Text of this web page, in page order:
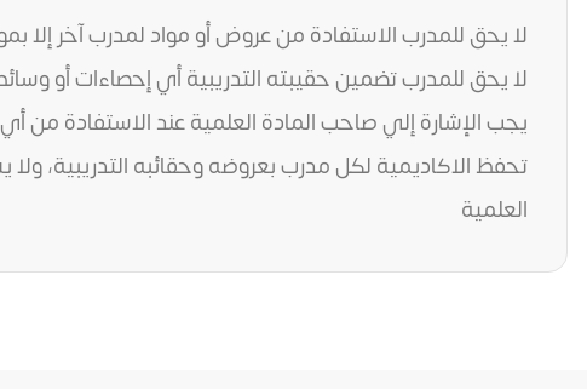
لا يحق للمدرب الاستفادة من عروض أو مواد لمدرب آخر إلا
لا يحق للمدرب تضمين حقيبته التدريبية أي إحصاءات أو
يجب الإشارة إلي صاحب المادة العلمية عند الاستفادة من
تحفظ الاكاديمية لكل مدرب بعروضه وحقائبه التدريبية،
العلمية